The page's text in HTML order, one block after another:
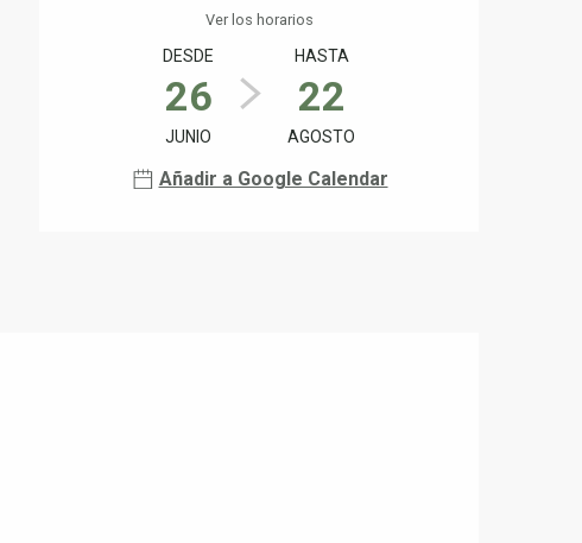
Ver los horarios
DESDE
26
JUNIO
HASTA
22
AGOSTO
Añadir a Google Calendar